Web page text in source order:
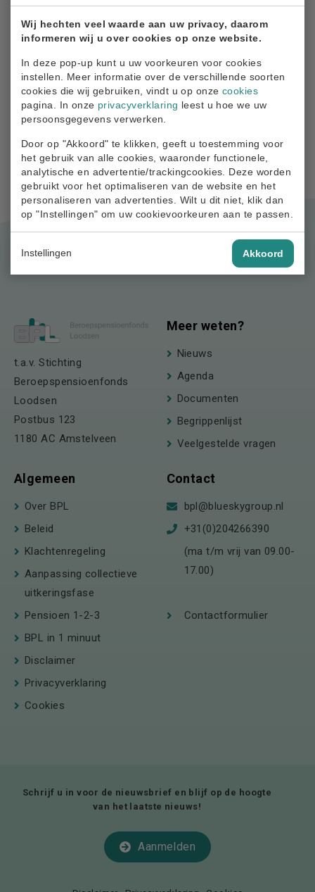
Wij hechten veel waarde aan uw privacy, daarom
informeren wij u over cookies op onze website.
In deze pop-up kunt u uw voorkeuren voor cookies
instellen. Meer informatie over de verschillende soorten
cookies die wij gebruiken, vindt u op onze cookies
pagina. In onze privacyverklaring leest u hoe we uw
persoonsgegevens verwerken.
Door op "Akkoord" te klikken, geeft u toestemming voor
het gebruik van alle cookies, waaronder functionele,
analytische en advertentie/trackingcookies. Deze worden
gebruikt voor het optimaliseren van de website en het
personaliseren van advertenties. Wilt u dit niet, klik dan
op "Instellingen" om uw cookievoorkeuren aan te passen.
Instellingen Akkoord
Van, voor en door (ex-)loodsen
Klantgericht
Kostenbewust
Transparant
Integer
Evenwichtig
t.a.v. Stichting
Beroepspensioenfonds
Loodsen
Postbus 123
1180 AC Amstelveen
Meer weten?
Nieuws
Agenda
Documenten
Begrippenlijst
Veelgestelde vragen
Algemeen
Over BPL
Beleid
Klachtenregeling
Aanpassing collectieve
uitkeringsfase
Pensioen 1-2-3
BPL in 1 minuut
Disclaimer
Privacyverklaring
Cookies
Contact
bpl@blueskygroup.nl
+31(0)204266390
(ma t/m vrij van 09.00-
17.00)
Contactformulier
Schrijf u in voor de nieuwsbrief en blijf op de hoogte
van het laatste nieuws!
Aanmelden